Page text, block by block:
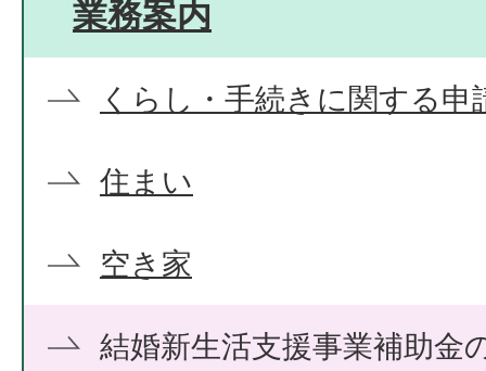
業務案内
くらし・手続きに関する申
住まい
空き家
結婚新生活支援事業補助金